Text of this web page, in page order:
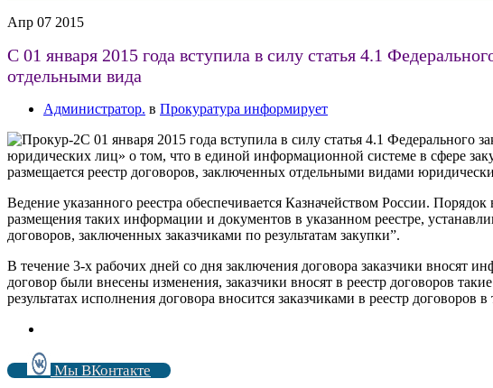
Апр 07 2015
С 01 января 2015 года вступила в силу статья 4.1
отдельными вида
Администратор. в Прокуратура информирует
С 01 января 2015 года вступила в силу статья 4.1
юридических лиц» о том, что в единой информационной системе в сфере
размещается реестр договоров, заключенных отдельными видами
Ведение указанного реестра обеспечивается Казначейством России.
размещения таких информации и документов в указанном реестре,
договоров, заключенных заказчиками по результатам закупки”.
В течение 3-х рабочих дней со дня заключения договора заказчики
договор были внесены изменения, заказчики вносят в реестр договоров
результатах исполнения договора вносится заказчиками в реестр
Мы ВКонтакте